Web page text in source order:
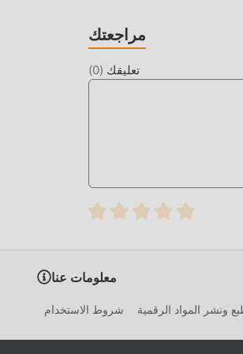
ظهور التعديلات إلى إعادة
تساعدك التعديلات بسهولة
مراجعتك
تعليقك (
0
)
معلومات عنا
شروط الاستخدام ونشر المواد الرقمية